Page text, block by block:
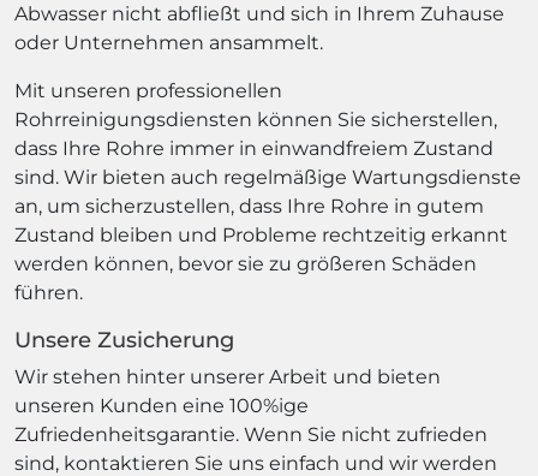
Abwasser nicht abfließt und sich in Ihrem Zuhause
oder Unternehmen ansammelt.
Mit unseren professionellen
Rohrreinigungsdiensten können Sie sicherstellen,
dass Ihre Rohre immer in einwandfreiem Zustand
sind. Wir bieten auch regelmäßige Wartungsdienste
an, um sicherzustellen, dass Ihre Rohre in gutem
Zustand bleiben und Probleme rechtzeitig erkannt
werden können, bevor sie zu größeren Schäden
führen.
Unsere Zusicherung
Wir stehen hinter unserer Arbeit und bieten
unseren Kunden eine 100%ige
Zufriedenheitsgarantie. Wenn Sie nicht zufrieden
sind, kontaktieren Sie uns einfach und wir werden